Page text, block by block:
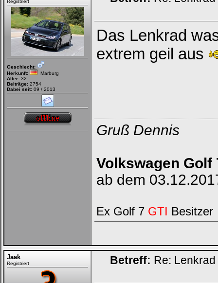
Registriert
Geschlecht:
Herkunft:
Marburg
Alter: 32
Beiträge: 2754
Dabei seit: 09 / 2013
Das Lenkrad
extrem geil aus
Gruß Dennis
Volkswagen
ab dem
Ex Golf 7 GTI Besitzer
Jaak
Registriert Betreff: Re: